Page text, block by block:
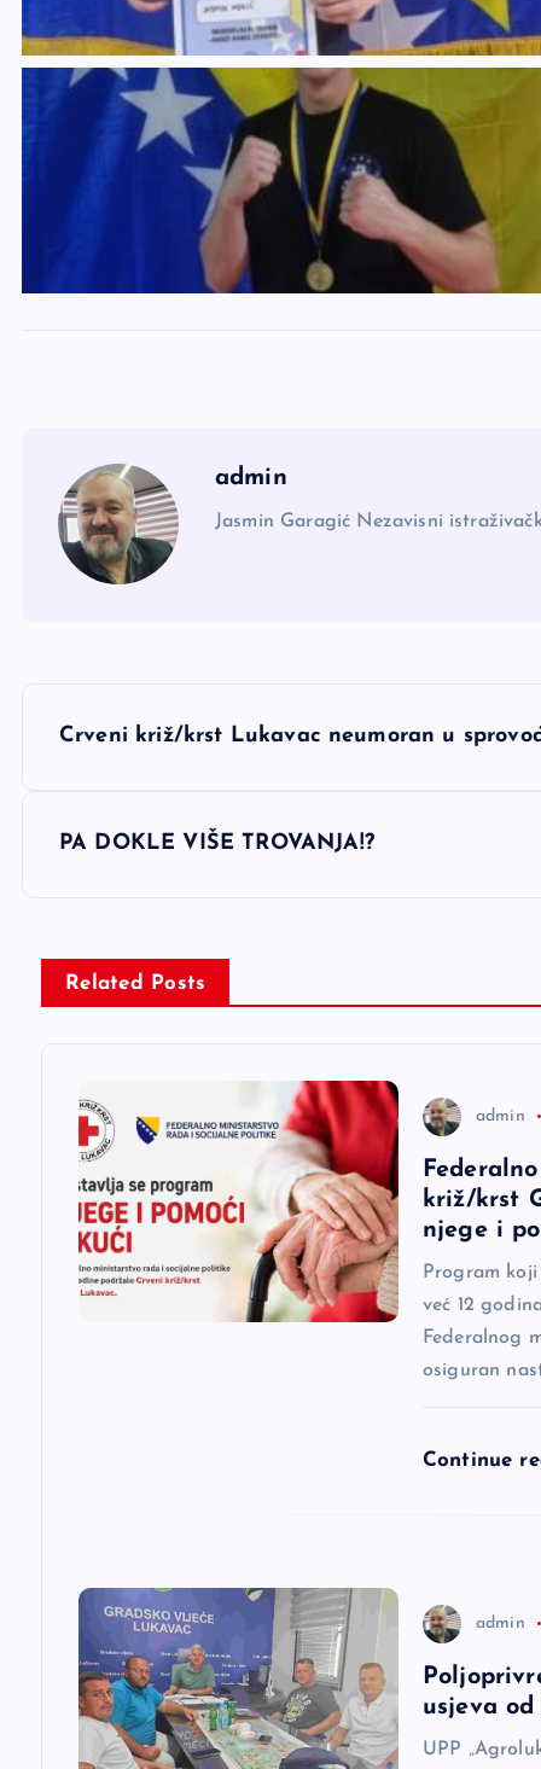
admin
Jasmin Garagić Nezavisni
NCrveni križ/krst Lukavac neumoran u
PA DOKLE VIŠE TROVANJA!?
Related Posts
admin
križ/krst
njege i
Program
već 12
Federalnog
osiguran
Continue
admin
usjeva
UPP